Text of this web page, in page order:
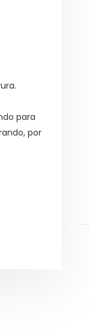
para
por